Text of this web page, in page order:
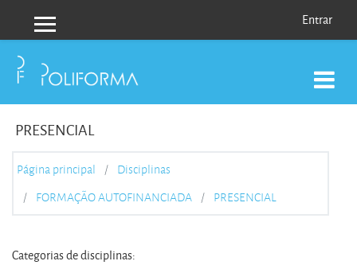
Painel lateral Entrar
PRESENCIAL
Página principal
Disciplinas
FORMAÇÃO AUTOFINANCIADA
PRESENCIAL
Categorias de disciplinas: